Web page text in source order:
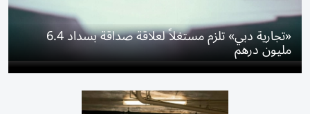
«تجارية دبي» تلزم مستغلاً لعلاقة صداقة بسداد 6.4
مليون درهم